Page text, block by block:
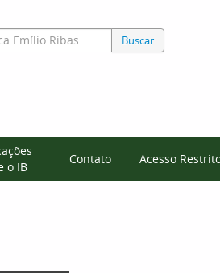
Buscar
o IB
Contato Acesso